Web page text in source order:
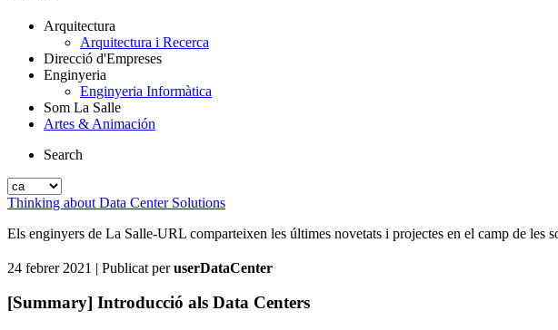
Arquitectura
Arquitectura i Recerca
Direcció d'Empreses
Enginyeria
Enginyeria Informàtica
Som La Salle
Artes & Animación
Search
Thinking about Data Center Solutions
Els enginyers de La Salle-URL comparteixen les últimes novetats i projectes en el camp de les
24 febrer 2021 | Publicat peruserDataCenter
[Summary] Introducció als Data Centers